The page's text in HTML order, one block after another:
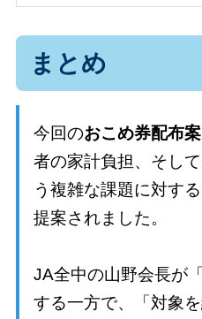
まとめ
今回のおこめ券配布案
者の家計負担、そし
う複雑な課題に対す
提案されました。
JA全中の山野会長が
する一方で、「対象